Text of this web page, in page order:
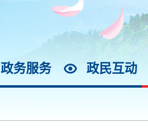
政务服务 政民互动